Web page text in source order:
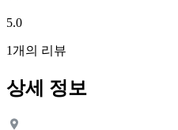
5.0
1개의 리뷰
상세 정보